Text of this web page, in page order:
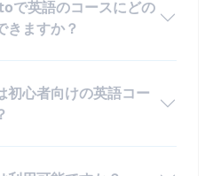
で英語のコースにどの
きますか？
初心者向けの英語コー